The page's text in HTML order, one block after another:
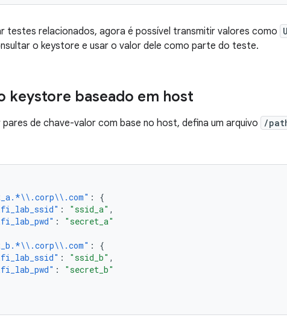
testes relacionados, agora é possível transmitir valores como
o keystore e usar o valor dele como parte do teste.
keystore baseado em host
pares de chave-valor com base no host, defina um arquivo /
:
{
: "ssid_a" ,
:
"secret_a"
:
{
: "ssid_b" ,
:
"secret_b"